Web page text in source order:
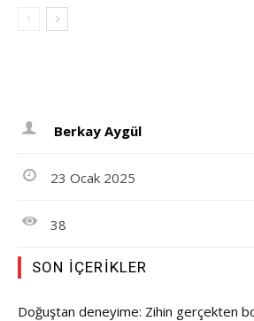
Berkay Aygül
23 Ocak 2025
38
SON İÇERIKLER
Doğuştan deneyime: Zihin gerçekten